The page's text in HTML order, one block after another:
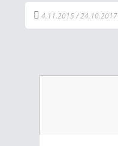
4.11.2015 /24.10.2017